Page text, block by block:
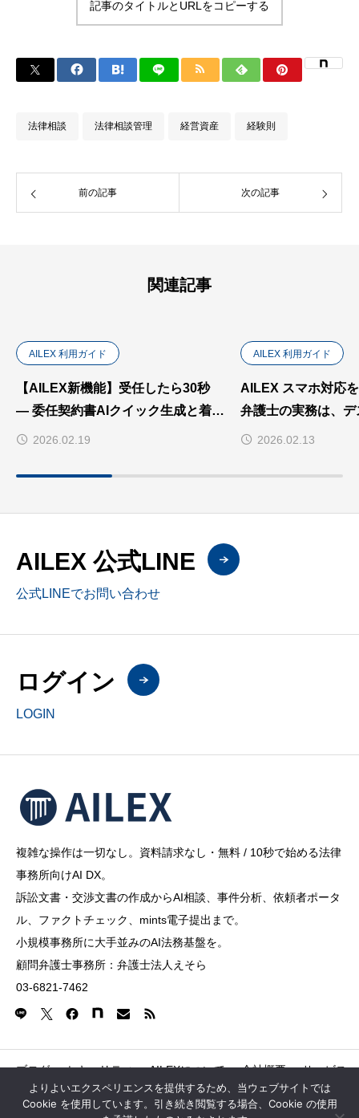
記事のタイトルとURLをコピーする
法律相談 法律相談管理 経営資産 経験則
前の記事 次の記事
関連記事
AILEX 利用ガイド
【AILEX新機能】受任したら30秒
— 委任契約書AIクイック生成と着手
金請求書の自動連動
2026.02.19
AILEX 利用ガイド
AILEX スマホ対応
弁護士の実務は、
む。2026.02.13
AILEX 公式LINE
公式LINEでお問い合わせ
ログイン
LOGIN
複雑な操作は一切なし。資料請求なし・無料 / 10秒で始める法律
事務所向けAI DX。
訴訟文書・交渉文書の作成からAI相談、事件分析、依頼者ポータ
ル、ファクトチェック、mints電子提出まで。
小規模事務所に大手並みのAI法務基盤を。
顧問弁護士事務所：弁護士法人えそら
03-6821-7462
ブログ セキュリティ AILEXについて 会社概要 サービス
Copyright © 2026 AILEX Shibuya Dogenzaka Tokyu Building, 1-
よりよいエクスペリエンスを提供するため、当ウェブサイトでは
Cookie を使用しています。引き続き閲覧する場合、Cookie の使用